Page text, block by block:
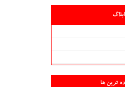
ترین ها